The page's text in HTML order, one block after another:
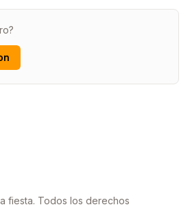
fiesta. Todos los derechos